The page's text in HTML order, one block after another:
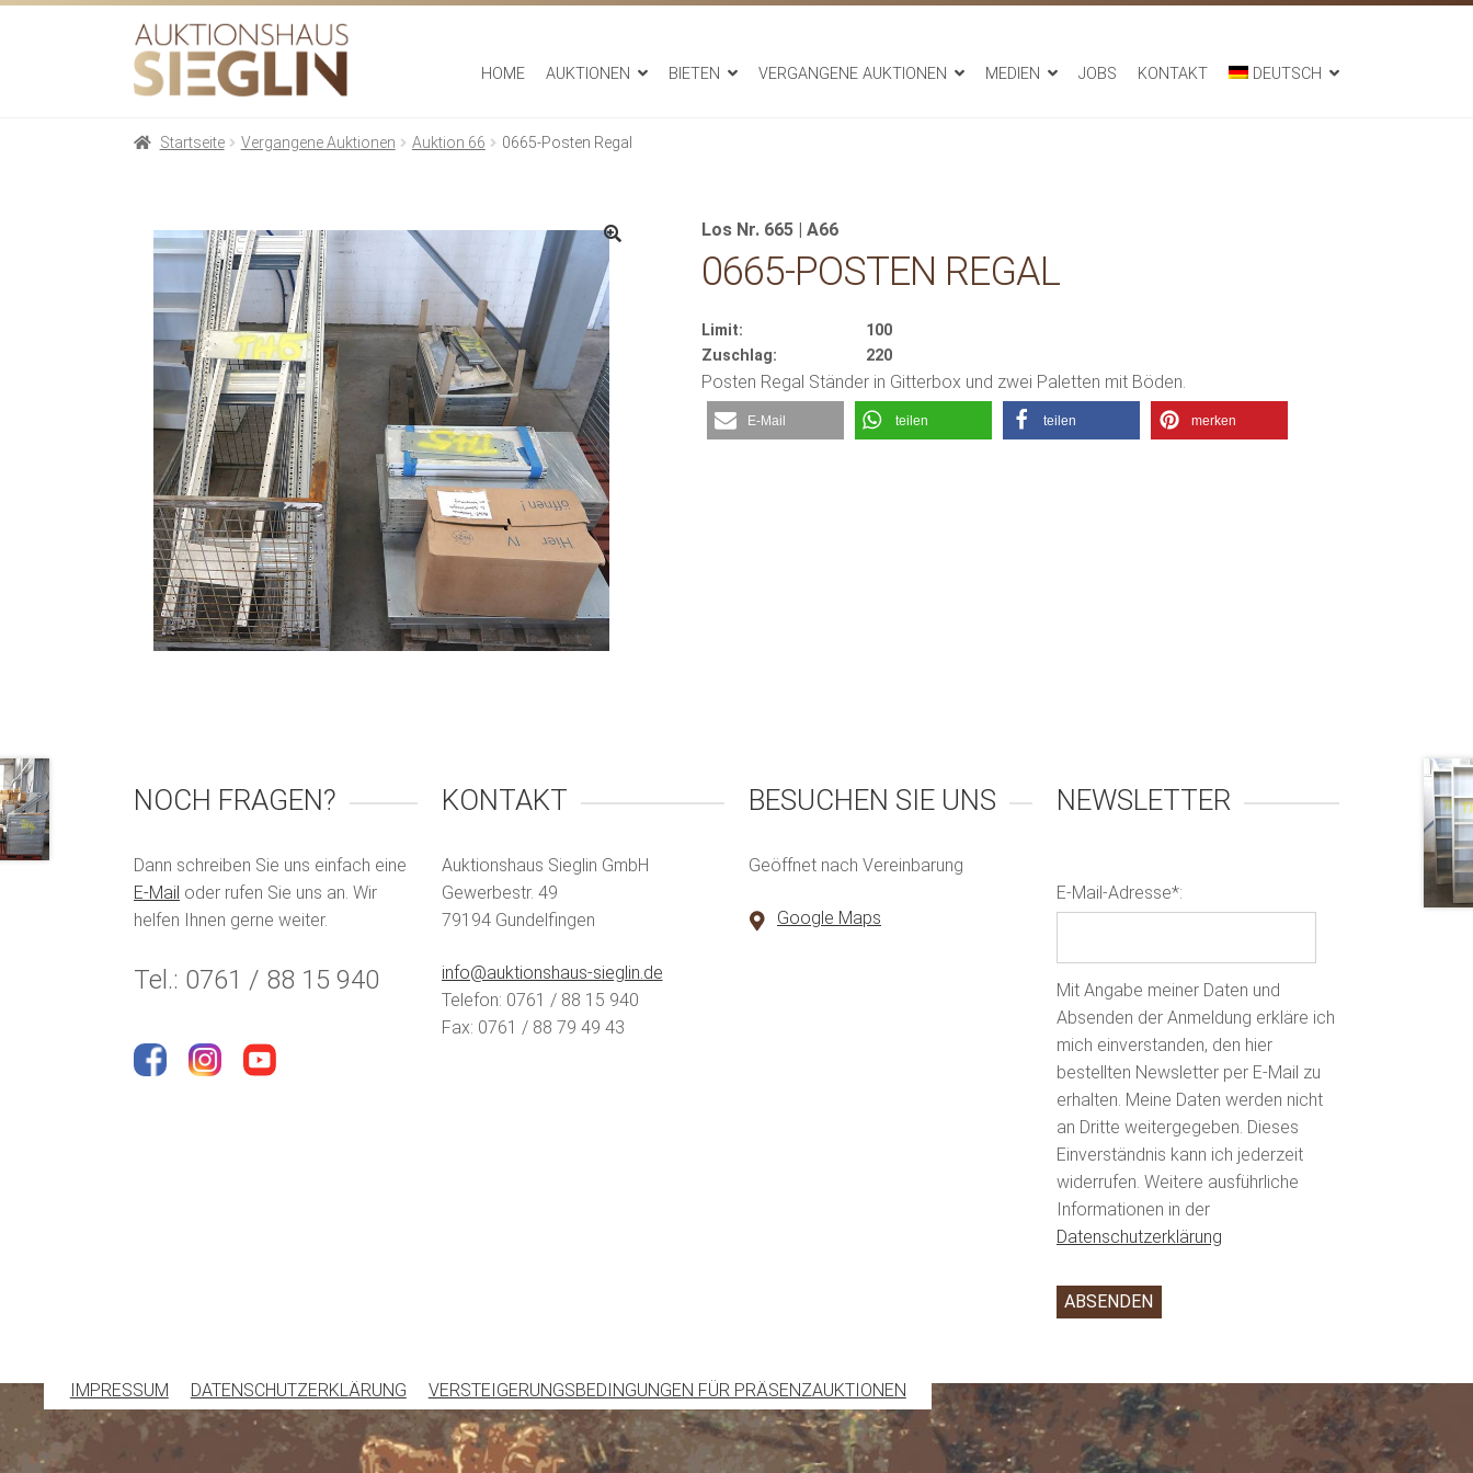
Zur
Navigation
springen
Zum
Inhalt
springen
HOME AUKTIONEN BIETEN VERGANGENE AUKTIONEN MEDIEN JOBS KONTAKT DEUTSCH
Startseite Vergangene Auktionen Auktion 66 0665-Posten Regal
Los Nr. 665 | A66
0665-POSTEN REGAL
Limit:
100
Zuschlag:
220
Posten Regal Ständer in Gitterbox und zwei Paletten mit Böden.
E-Mail teilen teilen merken
NOCH FRAGEN?
Dann schreiben Sie uns einfach eine
E-Mail oder rufen Sie uns an. Wir
helfen Ihnen gerne weiter.
Tel.: 0761 / 88 15 940
KONTAKT
Auktionshaus Sieglin GmbH
Gewerbestr. 49
79194 Gundelfingen
info@auktionshaus-sieglin.de
Telefon: 0761 / 88 15 940
Fax: 0761 / 88 79 49 43
BESUCHEN SIE UNS
Geöffnet nach Vereinbarung
Google Maps
NEWSLETTER
E-Mail-Adresse*:
Mit Angabe meiner Daten und
Absenden der Anmeldung erkläre ich
mich einverstanden, den hier
bestellten Newsletter per E-Mail zu
erhalten. Meine Daten werden nicht
an Dritte weitergegeben. Dieses
Einverständnis kann ich jederzeit
widerrufen. Weitere ausführliche
Informationen in der
Datenschutzerklärung
IMPRESSUM DATENSCHUTZERKLÄRUNG VERSTEIGERUNGSBEDINGUNGEN FÜR PRÄSENZAUKTIONEN